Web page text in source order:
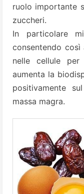
ruolo importante
zuccheri.
In particolare
consentendo
nelle cellule
aumenta la
positivamente
massa magra.